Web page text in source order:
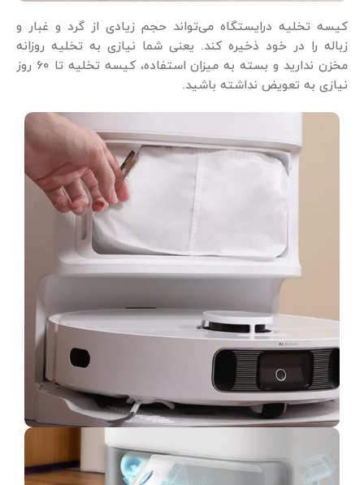
کیسه تخلیه درایستگاه می‌تواند حجم زیادی از گرد و غبار و
زباله را در خود ذخیره کند. یعنی شما نیازی به تخلیه روزانه
مخزن ندارید و بسته به میزان استفاده، کیسه تخلیه تا 60 روز
نیازی به تعویض نداشته باشید.